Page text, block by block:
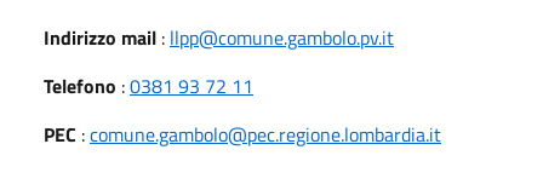
Indirizzo mail : llpp@comune.gambolo.pv.it
Telefono :0381 93 72 11
PEC :comune.gambolo@pec.regione.lombardia.it